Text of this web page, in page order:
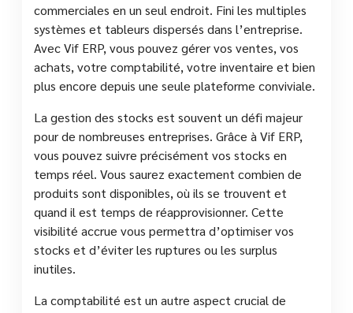
commerciales en un seul endroit. Fini les multiples
systèmes et tableurs dispersés dans l’entreprise.
Avec Vif ERP, vous pouvez gérer vos ventes, vos
achats, votre comptabilité, votre inventaire et bien
plus encore depuis une seule plateforme conviviale.
La gestion des stocks est souvent un défi majeur
pour de nombreuses entreprises. Grâce à Vif ERP,
vous pouvez suivre précisément vos stocks en
temps réel. Vous saurez exactement combien de
produits sont disponibles, où ils se trouvent et
quand il est temps de réapprovisionner. Cette
visibilité accrue vous permettra d’optimiser vos
stocks et d’éviter les ruptures ou les surplus
inutiles.
La comptabilité est un autre aspect crucial de